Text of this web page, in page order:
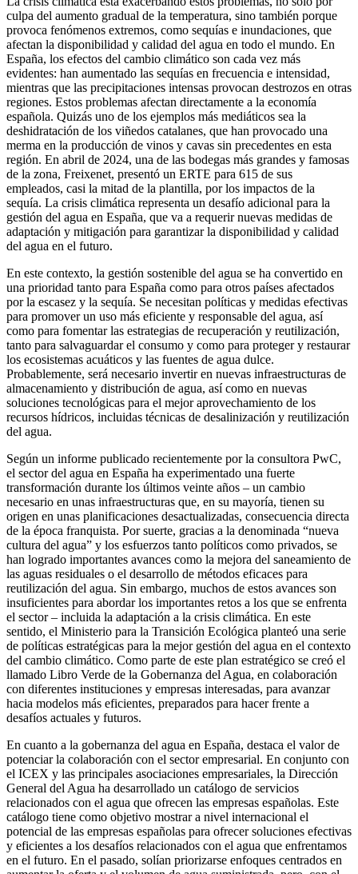
culpa del aumento gradual de la temperatura, sino también porque
provoca fenómenos extremos, como sequías e inundaciones, que
afectan la disponibilidad y calidad del agua en todo el mundo. En
España, los efectos del cambio climático son cada vez más
evidentes: han aumentado las sequías en frecuencia e intensidad,
mientras que las precipitaciones intensas provocan destrozos en otras
regiones. Estos problemas afectan directamente a la economía
española. Quizás uno de los ejemplos más mediáticos sea la
deshidratación de los viñedos catalanes, que han provocado una
merma en la producción de vinos y cavas sin precedentes en esta
región. En abril de 2024, una de las bodegas más grandes y famosas
de la zona, Freixenet, presentó un ERTE para 615 de sus
empleados, casi la mitad de la plantilla, por los impactos de la
sequía. La crisis climática representa un desafío adicional para la
gestión del agua en España, que va a requerir nuevas medidas de
adaptación y mitigación para garantizar la disponibilidad y calidad
del agua en el futuro.
En este contexto, la gestión sostenible del agua se ha convertido en
una prioridad tanto para España como para otros países afectados
por la escasez y la sequía. Se necesitan políticas y medidas efectivas
para promover un uso más eficiente y responsable del agua, así
como para fomentar las estrategias de recuperación y reutilización,
tanto para salvaguardar el consumo y como para proteger y restaurar
los ecosistemas acuáticos y las fuentes de agua dulce.
Probablemente, será necesario invertir en nuevas infraestructuras de
almacenamiento y distribución de agua, así como en nuevas
soluciones tecnológicas para el mejor aprovechamiento de los
recursos hídricos, incluidas técnicas de desalinización y reutilización
del agua.
Según un informe publicado recientemente por la consultora PwC,
el sector del agua en España ha experimentado una fuerte
transformación durante los últimos veinte años – un cambio
necesario en unas infraestructuras que, en su mayoría, tienen su
origen en unas planificaciones desactualizadas, consecuencia directa
de la época franquista. Por suerte, gracias a la denominada “nueva
cultura del agua” y los esfuerzos tanto políticos como privados, se
han logrado importantes avances como la mejora del saneamiento de
las aguas residuales o el desarrollo de métodos eficaces para
reutilización del agua. Sin embargo, muchos de estos avances son
insuficientes para abordar los importantes retos a los que se enfrenta
el sector – incluida la adaptación a la crisis climática. En este
sentido, el Ministerio para la Transición Ecológica planteó una serie
de políticas estratégicas para la mejor gestión del agua en el contexto
del cambio climático. Como parte de este plan estratégico se creó el
llamado Libro Verde de la Gobernanza del Agua, en colaboración
con diferentes instituciones y empresas interesadas, para avanzar
hacia modelos más eficientes, preparados para hacer frente a
desafíos actuales y futuros.
En cuanto a la gobernanza del agua en España, destaca el valor de
potenciar la colaboración con el sector empresarial. En conjunto con
el ICEX y las principales asociaciones empresariales, la Dirección
General del Agua ha desarrollado un catálogo de servicios
relacionados con el agua que ofrecen las empresas españolas. Este
catálogo tiene como objetivo mostrar a nivel internacional el
potencial de las empresas españolas para ofrecer soluciones efectivas
y eficientes a los desafíos relacionados con el agua que enfrentamos
en el futuro. En el pasado, solían priorizarse enfoques centrados en